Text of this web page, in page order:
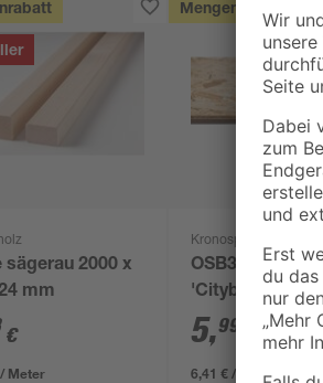
sägerau 2000 x
mm
€
Meter
Mengenrabatt
Kronospan
OSB3-
'Cityboard'
ungeschliffen
634 x 12 mm
5,99
/ m²
6,41 € / Pack